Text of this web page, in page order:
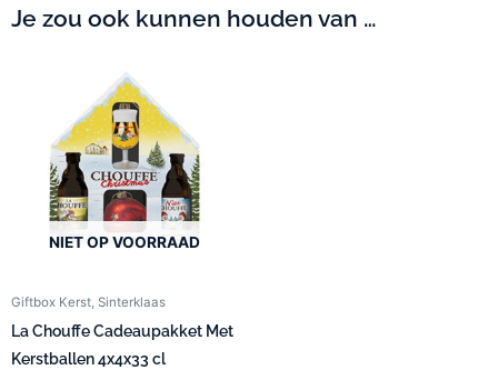
Je zou ook kunnen houden van …
NIET OP VOORRAAD
Giftbox Kerst, Sinterklaas
La Chouffe Cadeaupakket Met
Kerstballen 4x4x33 cl